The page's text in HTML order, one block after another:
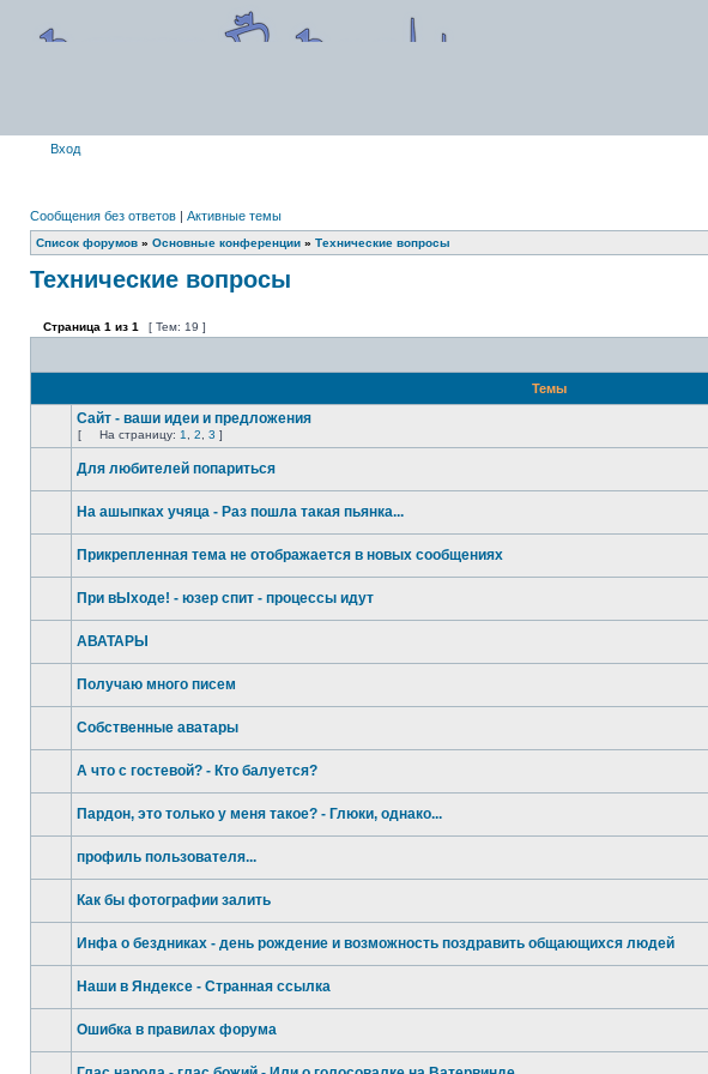
Вход
Сообщения без ответов | Активные темы
Список форумов » Основные конференции » Технические вопросы
Технические вопросы
Страница 1 из 1 [ Тем: 19 ]
Темы
Сайт - ваши идеи и предложения
[ На страницу: 1 2 3 ]
Для любителей попариться
На ашыпках учяца - Раз пошла такая пьянка...
Прикрепленная тема не отображается в новых сообщениях
При вЫходе! - юзер спит - процессы идут
АВАТАРЫ
Получаю много писем
Собственные аватары
А что с гостевой? - Кто балуется?
Пардон, это только у меня такое? - Глюки, однако...
профиль пользователя...
Как бы фотографии залить
Инфа о бездниках - день рождение и возможность поздравить общающихся людей
Наши в Яндексе - Странная ссылка
Ошибка в правилах форума